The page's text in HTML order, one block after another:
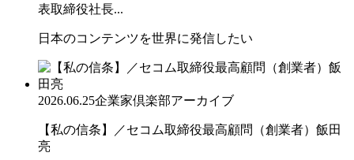
表取締役社長...
日本のコンテンツを世界に発信したい
2026.06.25企業家倶楽部アーカイブ
【私の信条】／セコム取締役最高顧問（創業者）飯田
亮